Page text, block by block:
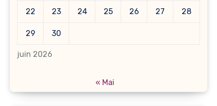
juin 2026
22 23 24 25 26 27 28
29 30
« Mai